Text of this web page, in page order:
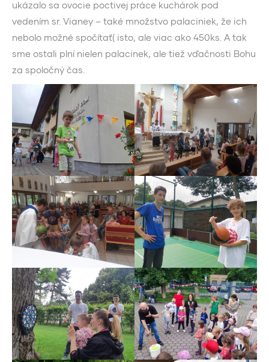
ukázalo sa ovocie poctivej práce kuchárok pod
vedením sr. Vianey – také množstvo palaciniek, že ich
nebolo možné spočítať( isto, ale viac ako 450ks. A tak
sme ostali plní nielen palacinek, ale tiež vďačnosti Bohu
za spoločný čas.